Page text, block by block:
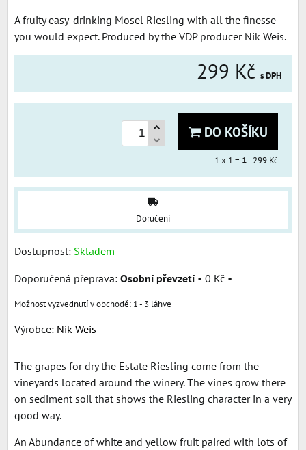
A fruity easy-drinking Mosel Riesling with all the finesse
you would expect. Produced by the VDP producer Nik Weis.
299 Kč s DPH
DO KOŠÍKU
1 x 1 = 1 299 Kč
Doručení
Dostupnost: Skladem
Osobní převzetí • 0 Kč •
1 - 3 láhve
Výrobce: Nik Weis
The grapes for dry the Estate Riesling come from the
vineyards located around the winery. The vines grow there
on sediment soil that shows the Riesling character in a very
good way.
An Abundance of white and yellow fruit paired with lots of